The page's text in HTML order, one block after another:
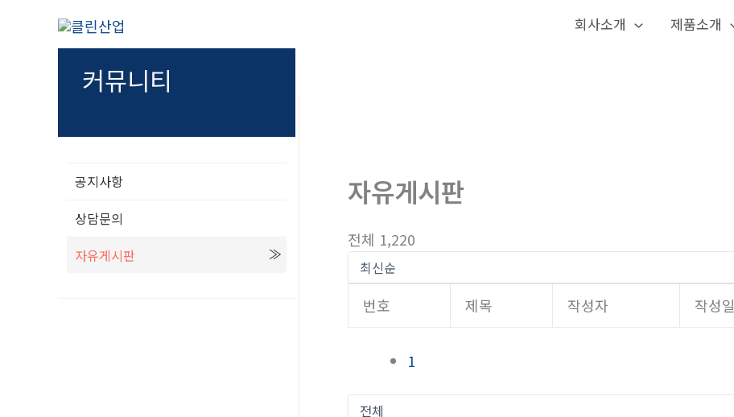
회사소개 제품소개
커뮤니티
공지사항
상담문의
자유게시판
자유게시판
전체 1,220
번호 제목 작성자 작성일
1